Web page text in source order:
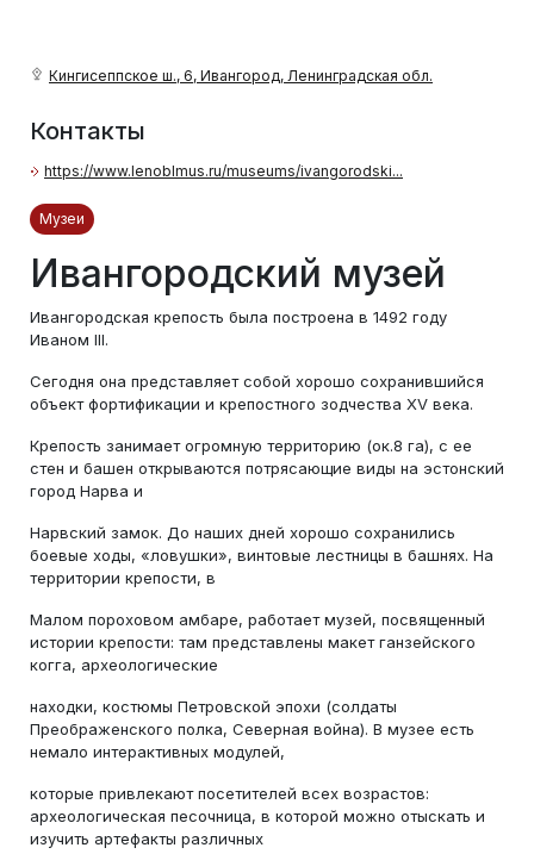
Кингисеппское ш., 6, Ивангород, Ленинградская обл.
Контакты
https://www.lenoblmus.ru/museums/ivangorodski...
Музеи
Ивангородский музей
Ивангородская крепость была построена в 1492 году
Иваном III.
Сегодня она представляет собой хорошо сохранившийся
объект фортификации и крепостного зодчества XV века.
Крепость занимает огромную территорию (ок.8 га), с ее
стен и башен открываются потрясающие виды на эстонский
город Нарва и
Нарвский замок. До наших дней хорошо сохранились
боевые ходы, «ловушки», винтовые лестницы в башнях. На
территории крепости, в
Малом пороховом амбаре, работает музей, посвященный
истории крепости: там представлены макет ганзейского
когга, археологические
находки, костюмы Петровской эпохи (солдаты
Преображенского полка, Северная война). В музее есть
немало интерактивных модулей,
которые привлекают посетителей всех возрастов:
археологическая песочница, в которой можно отыскать и
изучить артефакты различных